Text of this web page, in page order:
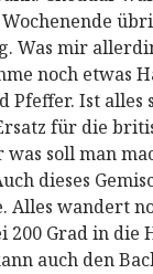
Was mir
noch etwas
Pfeffer. Ist
für die
soll man
dieses
Alles wandert
200 Grad in
auch den